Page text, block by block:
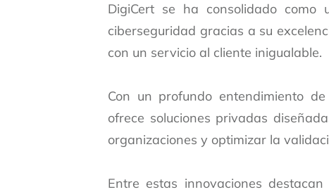
DigiCert se ha consolidado
ciberseguridad gracias a su
con un servicio al cliente inigualable.
Con un profundo entendimiento
ofrece soluciones privadas
organizaciones y optimizar la
Entre estas innovaciones